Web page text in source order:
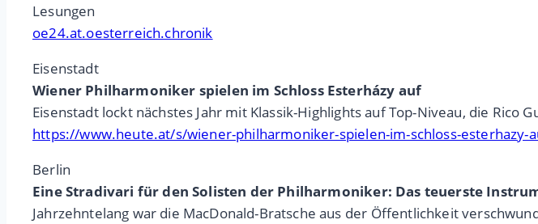
Lesungen
oe24.at.oesterreich.chronik
Eisenstadt
Wiener Philharmoniker spielen im Schloss Esterházy auf
Eisenstadt lockt nächstes Jahr mit Klassik-Highlights auf Top-Niveau, die
https://www.heute.at/s/wiener-philharmoniker-spielen-im-schloss-esterhazy-
Berlin
Eine Stradivari für den Solisten der Philharmoniker: Das teuerste
Jahrzehntelang war die MacDonald-Bratsche aus der Öffentlichkeit